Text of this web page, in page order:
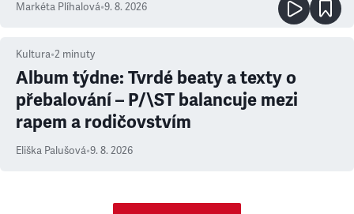
Markéta Plíhalová•9. 8. 2026
Kultura•2 minuty
Album týdne: Tvrdé beaty a texty o
přebalování – P/\ST balancuje mezi
rapem a rodičovstvím
Eliška Palušová•9. 8. 2026